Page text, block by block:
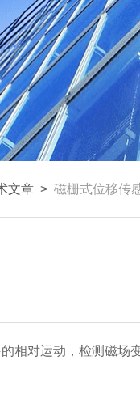
文章 > 磁栅式位移传
相对运动，检测磁场